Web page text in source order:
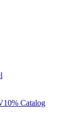
Catalog